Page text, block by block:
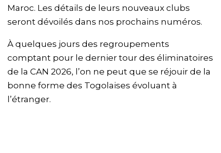
Maroc. Les détails de leurs nouveaux clubs
seront dévoilés dans nos prochains numéros.
À quelques jours des regroupements
comptant pour le dernier tour des éliminatoires
de la CAN 2026, l’on ne peut que se réjouir de la
bonne forme des Togolaises évoluant à
l’étranger.